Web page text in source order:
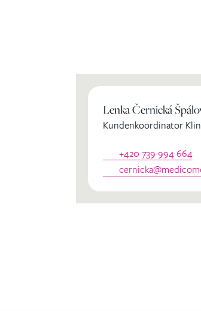
Lenka Černická
Kundenkoordinator
+420 739 994 664